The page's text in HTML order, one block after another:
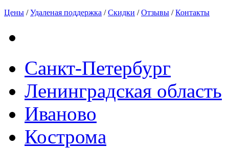
Цены /Удаленая поддержка /Скидки /Отзывы /Контакты
Санкт-Петербург
Ленинградская область
Иваново
Кострома